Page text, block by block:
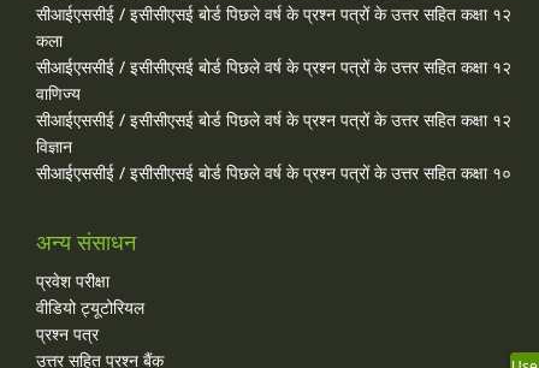
सीआईएससीई / इसीसीएसई बोर्ड पिछले वर्ष के प्रश्न पत्रों के उत्तर सहित कक्षा १२
कला
सीआईएससीई / इसीसीएसई बोर्ड पिछले वर्ष के प्रश्न पत्रों के उत्तर सहित कक्षा १२
वाणिज्य
सीआईएससीई / इसीसीएसई बोर्ड पिछले वर्ष के प्रश्न पत्रों के उत्तर सहित कक्षा १२
विज्ञान
सीआईएससीई / इसीसीएसई बोर्ड पिछले वर्ष के प्रश्न पत्रों के उत्तर सहित कक्षा १०
अन्य संसाधन
प्रवेश परीक्षा
वीडियो ट्यूटोरियल
प्रश्न पत्र
उत्तर सहित प्रश्न बैंक